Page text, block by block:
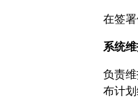
在签
系统
负责
布计